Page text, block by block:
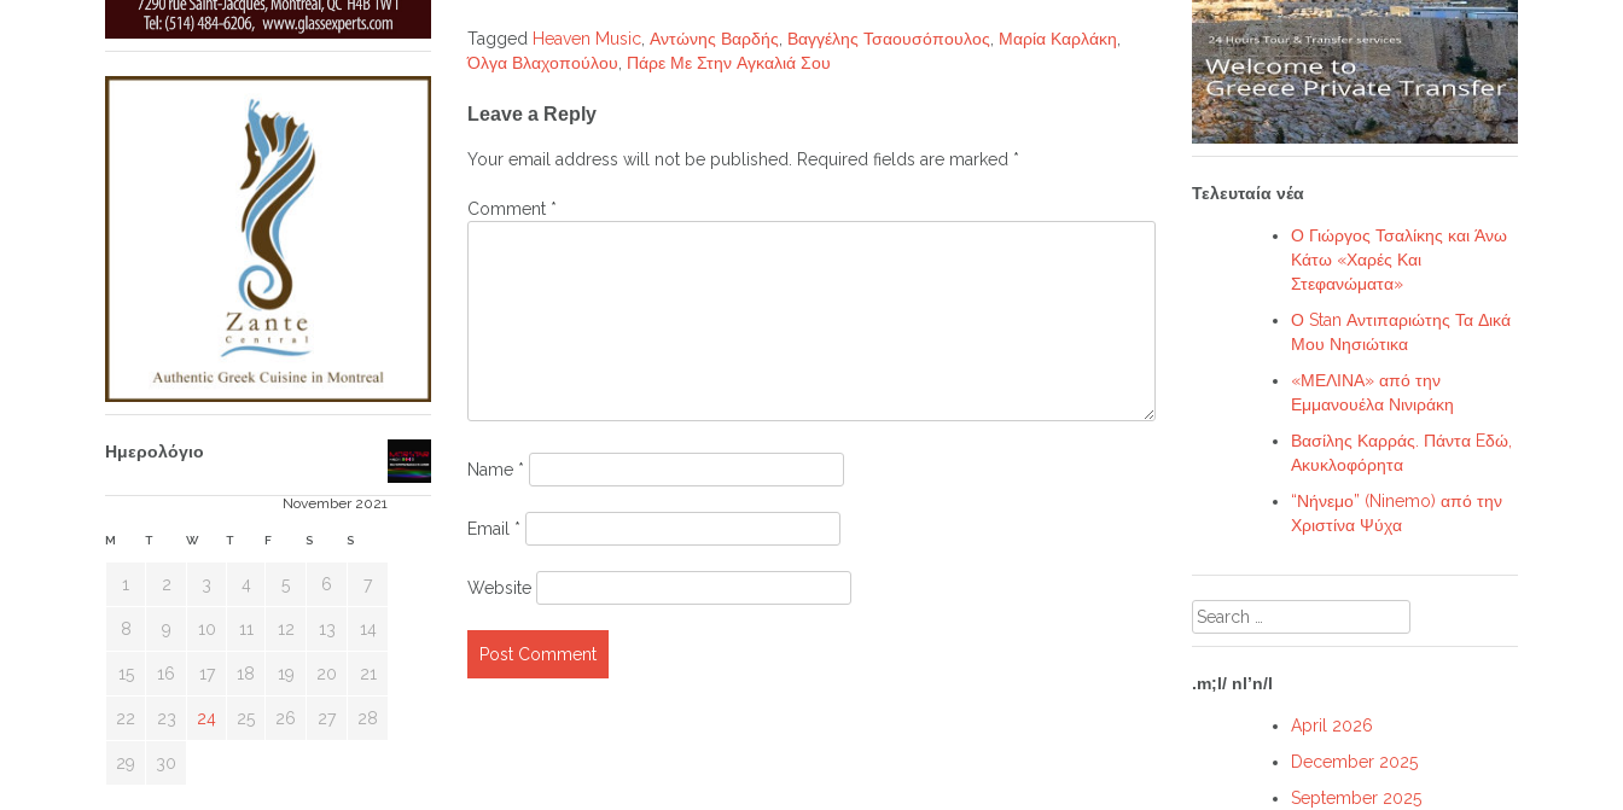
Ημερολόγιο
November 2021
M T W T F S S
1 2 3 4 5 6 7
8 9 10 11 12 13 14
15 16 17 18 19 20 21
22 23 24 25 26 27 28
29 30
Tagged Heaven Music Αντώνης Βαρδής Βαγγέλης Τσαουσόπουλος Μαρία Καρλάκη
Όλγα Βλαχοπούλου Πάρε Με Στην Αγκαλιά Σου
navigation
Leave a Reply
Your email address will not be published. Required fields are marked *
Comment *
Name *
Email *
Website
Τελευταία νέα
Ο Γιώργος Τσαλίκης και Άνω
Κάτω «Χαρές Και
Στεφανώματα»
Ο Stan Αντιπαριώτης Τα Δικά
Μου Νησιώτικα
«ΜΕΛΙΝΑ» από την
Εμμανουέλα Νινιράκη
Βασίλης Καρράς. Πάντα Eδώ,
Ακυκλοφόρητα
“Νήνεμο” (Ninemo) από την
Χριστίνα Ψύχα
Search
for:
.m;l/ nl’n/l
April 2026
December 2025
September 2025